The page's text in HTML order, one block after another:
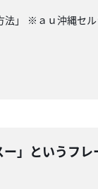
法」 ※ａｕ沖縄セ
」というフ